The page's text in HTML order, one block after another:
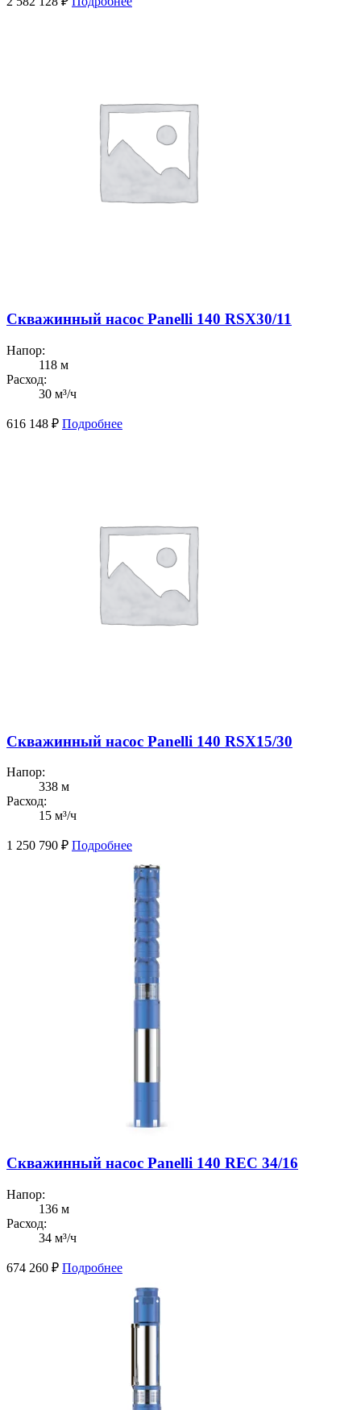
Скважинный насос Panelli 140 RSX30/11
Напор:
118 м
Расход:
30 м³/ч
616 148 ₽ Подробнее
Скважинный насос Panelli 140 RSX15/30
Напор:
338 м
Расход:
15 м³/ч
1 250 790 ₽ Подробнее
Скважинный насос Panelli 140 REC 34/16
Напор:
136 м
Расход:
34 м³/ч
674 260 ₽ Подробнее